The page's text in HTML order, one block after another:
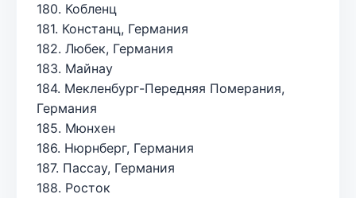
180. Кобленц
181. Констанц, Германия
182. Любек, Германия
183. Майнау
184. Мекленбург-Передняя Померания,
Германия
185. Мюнхен
186. Нюрнберг, Германия
187. Пассау, Германия
188. Росток